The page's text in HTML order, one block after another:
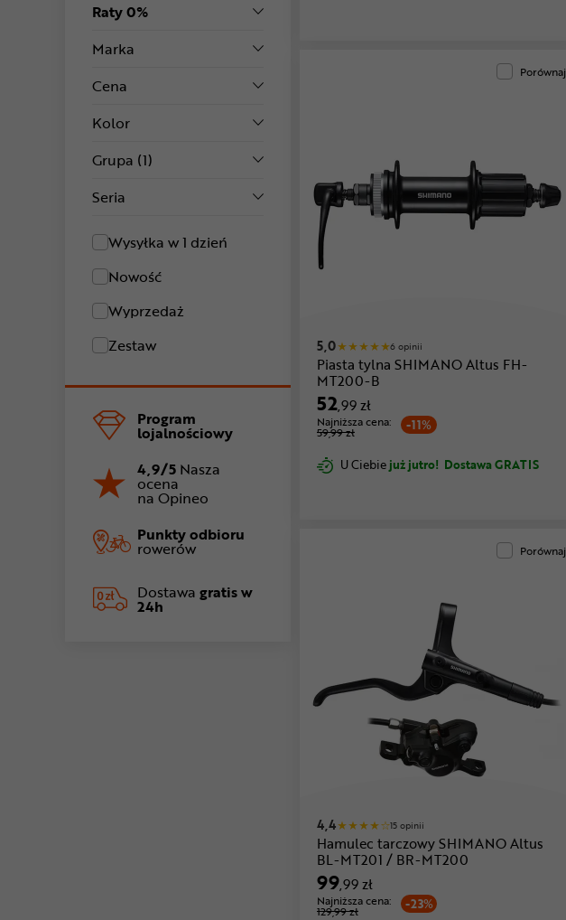
Raty 0%
Marka
Cena
Kolor
Grupa (1)
Seria
Wysyłka w 1 dzień
Nowość
Wyprzedaż
Zestaw
Program
lojalnościowy
4,9/5 Nasza
ocena
na Opineo
Punkty odbioru
rowerów
Dostawa gratis w
24h
Porównaj
5,0 6 opinii
Piasta tylna SHIMANO Altus FH-
MT200-B
52,99 zł
-11%
Najniższa cena:
59,99 zł
U Ciebiejuż jutro! Dostawa GRATIS
Porównaj
4,4 15 opinii
Hamulec tarczowy SHIMANO Altus
BL-MT201 / BR-MT200
99,99 zł
-23%
Najniższa cena:
129,99 zł